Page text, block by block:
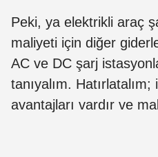
Peki, ya elektrikli araç
maliyeti için diğer
AC ve DC şarj
tanıyalım.
avantajları vardır ve